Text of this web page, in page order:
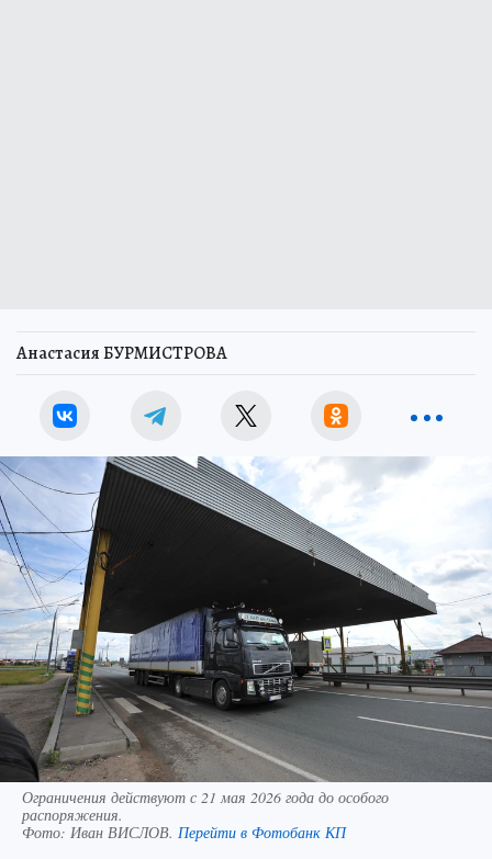
Анастасия БУРМИСТРОВА
Ограничения действуют с 21 мая 2026 года до особого
распоряжения.
Фото: Иван ВИСЛОВ. Перейти в Фотобанк КП